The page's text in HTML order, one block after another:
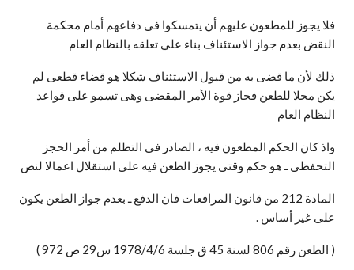
فلا يجوز للمطعون عليهم أن يتمسكوا فى دفاعهم أمام محكمة
النقض بعدم جواز الاستئناف بناء علي تعلقه بالنظام العام
ذلك لأن ما قضى به من قبول الاستئناف شكلا هو قضاء قطعى لم
يكن محلا للطعن فحاز قوة الأمر المقضى وهى تسمو على قواعد
النظام العام
واذ كان الحكم المطعون فيه ، الصادر فى التظلم من أمر الحجز
التحفظى ـ هو حكم وقتى يجوز الطعن فيه على استقلال اعمالا لنص
المادة 212 من قانون المرافعات فان الدفع ـ بعدم جواز الطعن يكون
على غير أساس .
( الطعن رقم 806 لسنة 45 ق جلسة 1978/4/6 س29 ص 972 )